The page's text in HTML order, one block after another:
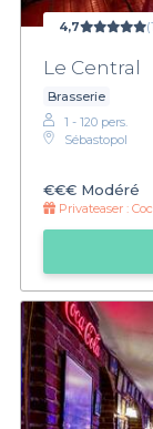
4,7
Le Central
Brasserie
1 - 120 pers.
Sébastopol
€€€ Modéré
Privateaser :